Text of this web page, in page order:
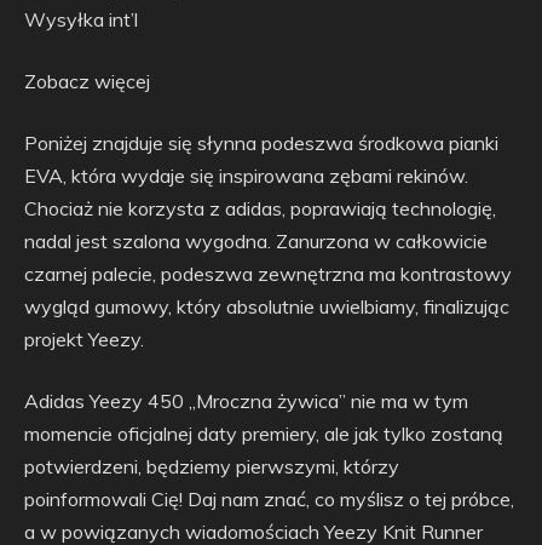
Wysyłka int’l
Zobacz więcej
Poniżej znajduje się słynna podeszwa środkowa pianki
EVA, która wydaje się inspirowana zębami rekinów.
Chociaż nie korzysta z adidas, poprawiają technologię,
nadal jest szalona wygodna. Zanurzona w całkowicie
czarnej palecie, podeszwa zewnętrzna ma kontrastowy
wygląd gumowy, który absolutnie uwielbiamy, finalizując
projekt Yeezy.
Adidas Yeezy 450 „Mroczna żywica” nie ma w tym
momencie oficjalnej daty premiery, ale jak tylko zostaną
potwierdzeni, będziemy pierwszymi, którzy
poinformowali Cię! Daj nam znać, co myślisz o tej próbce,
a w powiązanych wiadomościach Yeezy Knit Runner